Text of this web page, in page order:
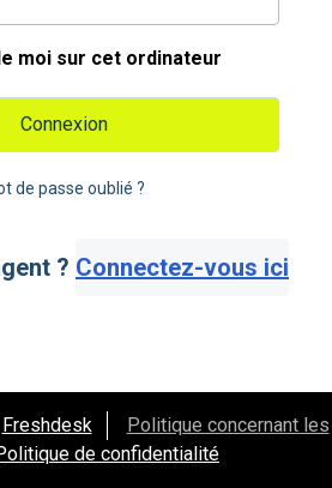
moi sur cet ordinateur
Connexion
de passe oublié ?
? Connectez-vous ici
Freshdesk
Politique concernant les
de confidentialité